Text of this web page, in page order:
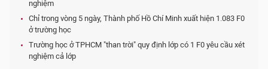
nghiệm
Chỉ trong vòng 5 ngày, Thành phố Hồ Chí Minh xuất hiện 1.083 F0
ở trường học
Trường học ở TPHCM "than trời" quy định lớp có 1 F0 yêu cầu xét
nghiệm cả lớp